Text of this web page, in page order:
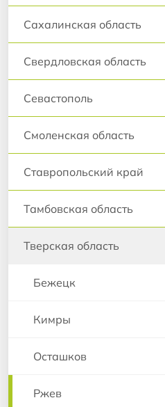
Сахалинская область
Свердловская область
Севастополь
Смоленская область
Ставропольский край
Тамбовская область
Тверская область
Бежецк
Кимры
Осташков
Ржев